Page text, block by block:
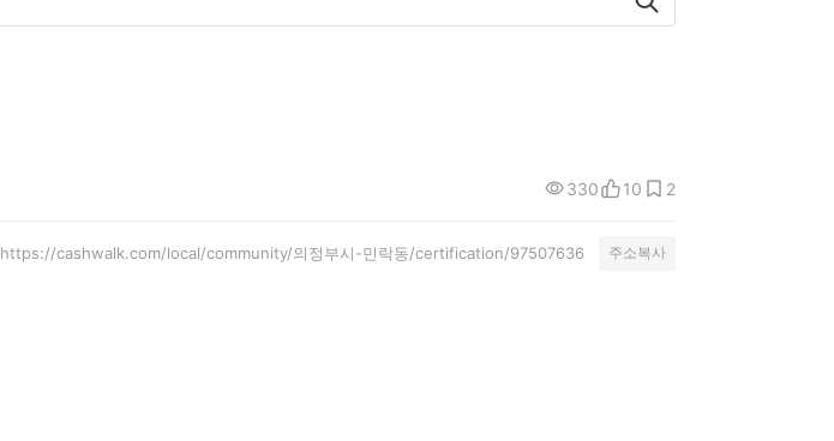
330 10 2
https://cashwalk.com/local/community/의정부시-민락동/certification/97507636 주소복사